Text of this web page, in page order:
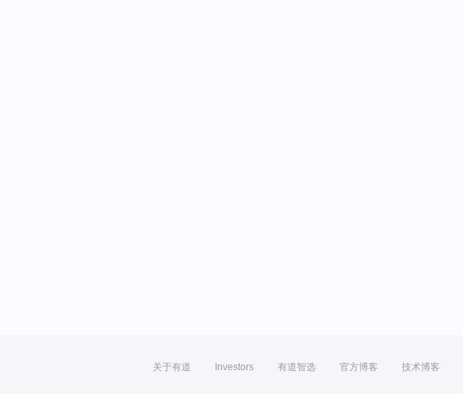
关于有道 Investors 有道智选 官方博客 技术博客